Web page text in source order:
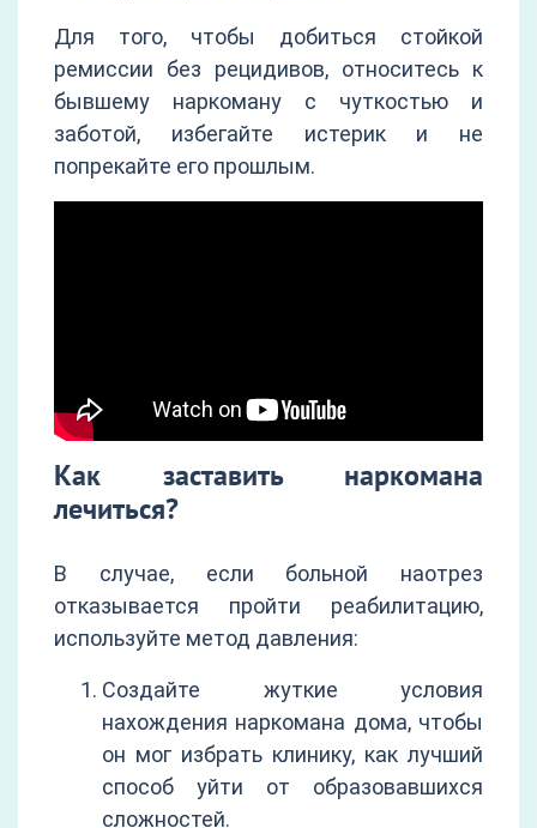
Для того, чтобы добиться стойкой
ремиссии без рецидивов, относитесь к
бывшему наркоману с чуткостью и
заботой, избегайте истерик и не
попрекайте его прошлым.
Как заставить наркомана
лечиться?
В случае, если больной наотрез
отказывается пройти реабилитацию,
используйте метод давления:
Создайте жуткие условия
нахождения наркомана дома, чтобы
он мог избрать клинику, как лучший
способ уйти от образовавшихся
сложностей.